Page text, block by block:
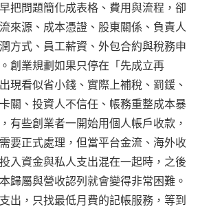
把問題簡化成表格、費用與流程，卻
來源、成本憑證、股東關係、負責人
方式、員工薪資、外包合約與稅務申
創業規劃如果只停在「先成立再
現看似省小錢、實際上補稅、罰鍰、
關、投資人不信任、帳務重整成本暴
有些創業者一開始用個人帳戶收款，
要正式處理，但當平台金流、海外收
入資金與私人支出混在一起時，之後
歸屬與營收認列就會變得非常困難。
出，只找最低月費的記帳服務，等到